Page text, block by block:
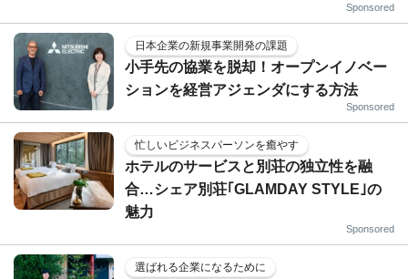
Sponsored
日本企業の新規事業開発の課題
小手先の協業を脱却！オープンイノベー
ションを経営アジェンダにする方法
Sponsored
忙しいビジネスパーソンを癒やす
ホテルのサービスと別荘の独立性を融
合…シェア別荘｢GLAMDAY STYLE｣の
魅力
Sponsored
選ばれる企業になるために